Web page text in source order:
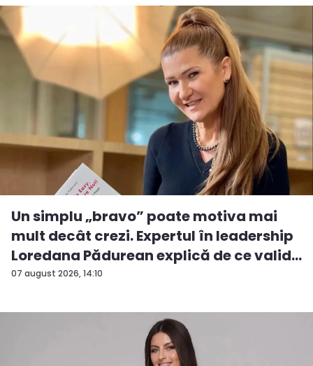
07 august 2026, 14:10
Un simplu „bravo” poate motiva mai
mult decât crezi. Expertul în leadership
Loredana Pădurean explică de ce valid...